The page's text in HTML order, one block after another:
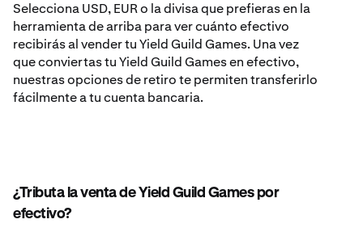
Selecciona USD, EUR o la divisa que prefieras en la
herramienta de arriba para ver cuánto efectivo
recibirás al vender tu Yield Guild Games. Una vez
que conviertas tu Yield Guild Games en efectivo,
nuestras opciones de retiro te permiten transferirlo
fácilmente a tu cuenta bancaria.
¿Tributa la venta de Yield Guild Games por
efectivo?